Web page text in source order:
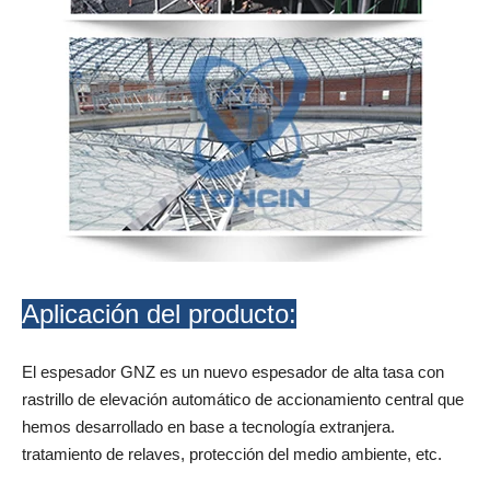
Aplicación del producto:
El espesador GNZ es un nuevo espesador de alta tasa con
rastrillo de elevación automático de accionamiento central que
hemos desarrollado en base a tecnología extranjera.
tratamiento de relaves, protección del medio ambiente, etc.